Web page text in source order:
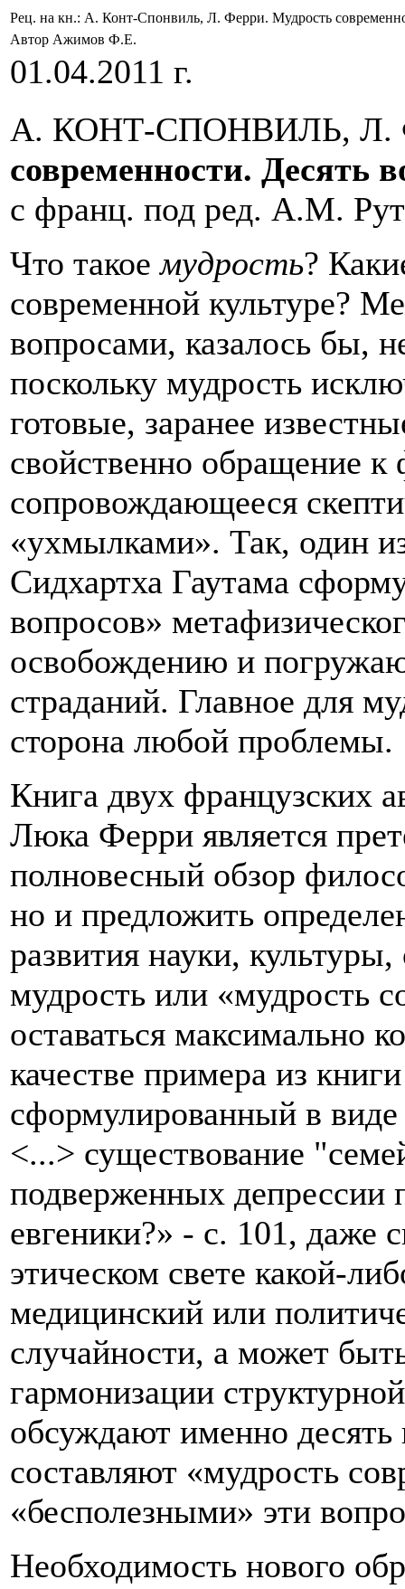
Рец. на кн.: А. Конт-Спонвиль, Л. Ферри. Мудрость
Автор Ажимов Ф.Е.
01.04.2011 г.
А. КОНТ-СПОНВИЛЬ, Л.
современности. Десять
с франц. под ред. А.М.
Что такоемудрость?
современной культуре?
вопросами, казалось бы,
поскольку мудрость
готовые, заранее
свойственно обращение
сопровождающееся
«ухмылками». Так, один
Сидхартха Гаутама
вопросов»
освобождению и
страданий. Главное для
сторона любой проблемы.
Книга двух французских
Люка Ферри является
полновесный обзор
но и предложить
развития науки,
мудрость или «мудрость
оставаться максимально
качестве примера из
сформулированный в
<...> существование
подверженных депрессии
евгеники?» - с. 101, даже
этическом свете какой-
медицинский или
случайности, а может
гармонизации
обсуждают именно
составляют «мудрость
«бесполезными» эти
Необходимость нового